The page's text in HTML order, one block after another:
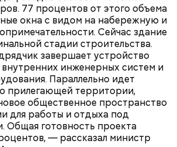
77 процентов от этого объема
окна с видом на набережную и
Сейчас здание
стадии строительства.
завершает устройство
инженерных систем и
Параллельно идет
прилегающей территории,
общественное пространство
для работы и отдыха под
Общая готовность проекта
— рассказал министр
Там же можно заполнить и
на присоединение к ней.
Стрешнево;
парк.
что в Большом
Михаил Булгаков
Шиловскую. Она была его
литературного
Они познакомились в доме №
у общих друзей. Они сразу
друга, несмотря на то, что оба на
в браке.